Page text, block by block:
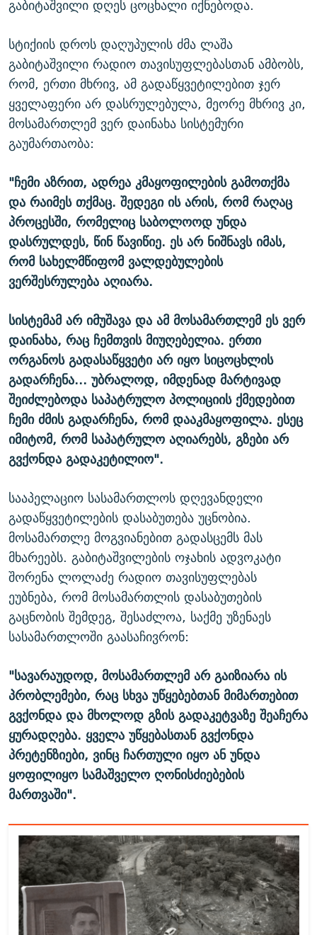
გაბიტაშვილი დღეს ცოცხალი იქნებოდა.
სტიქიის დროს დაღუპულის ძმა ლაშა
გაბიტაშვილი რადიო თავისუფლებასთან ამბობს,
რომ, ერთი მხრივ, ამ გადაწყვეტილებით ჯერ
ყველაფერი არ დასრულებულა, მეორე მხრივ კი,
მოსამართლემ ვერ დაინახა სისტემური
გაუმართაობა:
"ჩემი აზრით, ადრეა კმაყოფილების გამოთქმა
და რაიმეს თქმაც. შედეგი ის არის, რომ რაღაც
პროცესში, რომელიც საბოლოოდ უნდა
დასრულდეს, წინ წავიწიე. ეს არ ნიშნავს იმას,
რომ სახელმწიფომ ვალდებულების
ვერშესრულება აღიარა.
სისტემამ არ იმუშავა და ამ მოსამართლემ ეს ვერ
დაინახა, რაც ჩემთვის მიუღებელია. ერთი
ორგანოს გადასაწყვეტი არ იყო სიცოცხლის
გადარჩენა... უბრალოდ, იმდენად მარტივად
შეიძლებოდა საპატრულო პოლიციის ქმედებით
ჩემი ძმის გადარჩენა, რომ დააკმაყოფილა. ესეც
იმიტომ, რომ საპატრულო აღიარებს, გზები არ
გვქონდა გადაკეტილიო".
სააპელაციო სასამართლოს დღევანდელი
გადაწყვეტილების დასაბუთება უცნობია.
მოსამართლე მოგვიანებით გადასცემს მას
მხარეებს. გაბიტაშვილების ოჯახის ადვოკატი
შორენა ლოლაძე რადიო თავისუფლებას
ეუბნება, რომ მოსამართლის დასაბუთების
გაცნობის შემდეგ, შესაძლოა, საქმე უზენაეს
სასამართლოში გაასაჩივრონ:
"სავარაუდოდ, მოსამართლემ არ გაიზიარა ის
პრობლემები, რაც სხვა უწყებებთან მიმართებით
გვქონდა და მხოლოდ გზის გადაკეტვაზე შეაჩერა
ყურადღება. ყველა უწყებასთან გვქონდა
პრეტენზიები, ვინც ჩართული იყო ან უნდა
ყოფილიყო სამაშველო ღონისძიებების
მართვაში".